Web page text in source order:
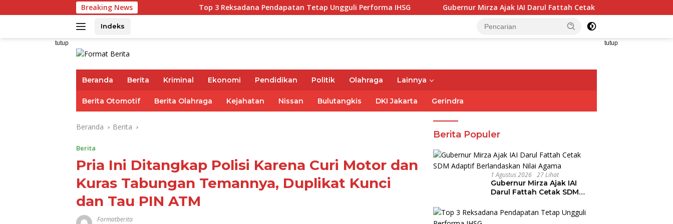
ke
Breaking News Top 3 Reksadana Pendapatan Tetap Ungguli Performa IHSG Gubernur Mirza Ajak IAI Darul Fattah Cetak SDM Adaptif Berlandaskan Nilai
Indeks
tutup tutup
Beranda Berita Kriminal Ekonomi Pendidikan Politik Olahraga Lainnya
Berita Otomotif Berita Olahraga Kejahatan Nissan Bulutangkis DKI Jakarta Gerindra
Beranda Berita
Berita
Pria Ini Ditangkap Polisi Karena Curi Motor dan
Kuras Tabungan Temannya, Duplikat Kunci
dan Tau PIN ATM
Formatberita
Berita Populer
1 Agustus 2026 27 Lihat
Gubernur Mirza Ajak IAI
Darul Fattah Cetak SDM
Agama